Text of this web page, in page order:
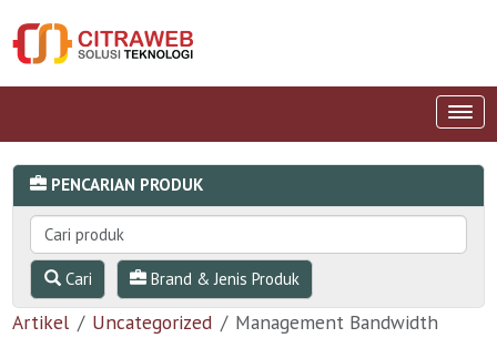
PENCARIAN PRODUK
Cari Brand & Jenis Produk
Artikel Uncategorized Management Bandwidth